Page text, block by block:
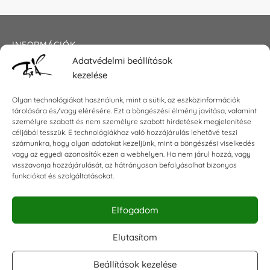
Adatvédelmi beállítások
kezelése
Olyan technológiákat használunk, mint a sütik, az eszközinformációk
tárolására és/vagy elérésére. Ezt a böngészési élmény javítása, valamint
személyre szabott és nem személyre szabott hirdetések megjelenítése
céljából tesszük. E technológiákhoz való hozzájárulás lehetővé teszi
számunkra, hogy olyan adatokat kezeljünk, mint a böngészési viselkedés
vagy az egyedi azonosítók ezen a webhelyen. Ha nem járul hozzá, vagy
visszavonja hozzájárulását, az hátrányosan befolyásolhat bizonyos
funkciókat és szolgáltatásokat.
Elfogadom
Elutasítom
Beállítások kezelése
INFORMÁCIÓK
Általános szerződési feltételek
Impresszum
KAPCSOLAT
E-mail:shop@torokszilvi.com
Telefon: +36 30 6767872
KÖZÖSSÉGI